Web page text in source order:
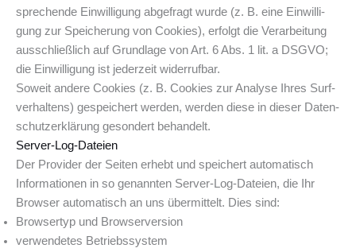
spre­chen­de Ein­wil­li­gung abge­fragt wur­de (z. B. eine Ein­wil­li­
gung zur Spei­che­rung von Coo­kies), erfolgt die Ver­ar­bei­tung
aus­schließ­lich auf Grund­la­ge von Art. 6 Abs. 1 lit. a DSGVO;
die Ein­wil­li­gung ist jeder­zeit widerrufbar.
Soweit ande­re Coo­kies (z. B. Coo­kies zur Ana­ly­se Ihres Surf­
ver­hal­tens) gespei­chert wer­den, wer­den die­se in die­ser Daten­
schutz­er­klä­rung geson­dert behandelt.
Ser­ver-Log-Datei­en
Der Pro­vi­der der Sei­ten erhebt und spei­chert auto­ma­tisch
Infor­ma­tio­nen in so genann­ten Ser­ver-Log-Datei­en, die Ihr
Brow­ser auto­ma­tisch an uns über­mit­telt. Dies sind:
Brow­ser­typ und Browserversion
ver­wen­de­tes Betriebssystem